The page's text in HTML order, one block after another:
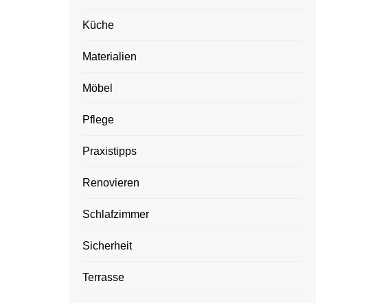
Küche
Materialien
Möbel
Pflege
Praxistipps
Renovieren
Schlafzimmer
Sicherheit
Terrasse